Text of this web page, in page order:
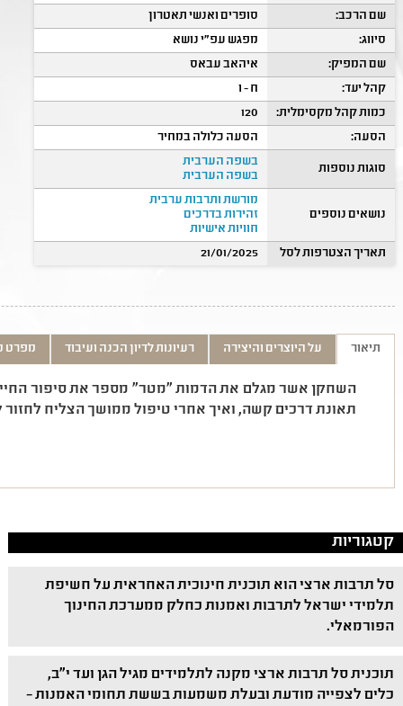
שם הרכב:
סופרים ואנשי תאטרון
סיווג:
מפגש עפ"י נושא
שם המפיק:
איהאב עבאס
קהל יעד:
ח - ו
כמות קהל מקסימלית:
120
הסעה:
הסעה כלולה במחיר
סוגות נוספות
בשפה הערבית
בשפה הערבית
נושאים נוספים
מורשת ותרבות ערבית
זהירות בדרכים
חוויות אישיות
תאריך הצטרפות לסל
21/01/2025
תיאור על היוצרים והיצירה רעיונות לדיון הכנה ועיבוד מפרט
השחקן אשר מגלם את הדמות "מטר" מספר את סיפור
תאונת דרכים קשה, ואיך אחרי טיפול ממושך הצליח לחזור
קטגוריות
סל תרבות ארצי הוא תוכנית חינוכית האחראית על חשיפת
תלמידי ישראל לתרבות ואמנות כחלק ממערכת החינוך
הפורמאלי.
תוכנית סל תרבות ארצי מקנה לתלמידים מגיל הגן ועד י"ב,
כלים לצפייה מודעת ובעלת משמעות בששת תחומי האמנות –